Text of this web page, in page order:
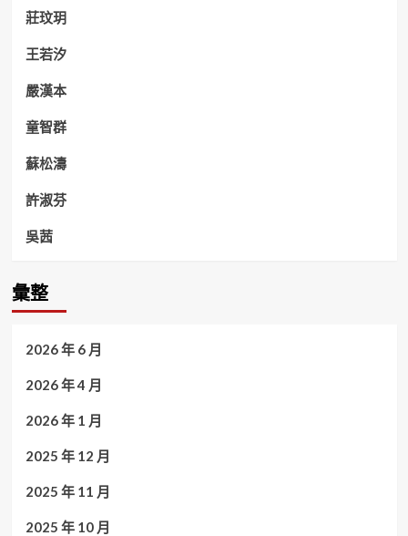
莊玟玥
王若汐
嚴漢本
童智群
蘇松濤
許淑芬
吳茜
彙整
2026 年 6 月
2026 年 4 月
2026 年 1 月
2025 年 12 月
2025 年 11 月
2025 年 10 月